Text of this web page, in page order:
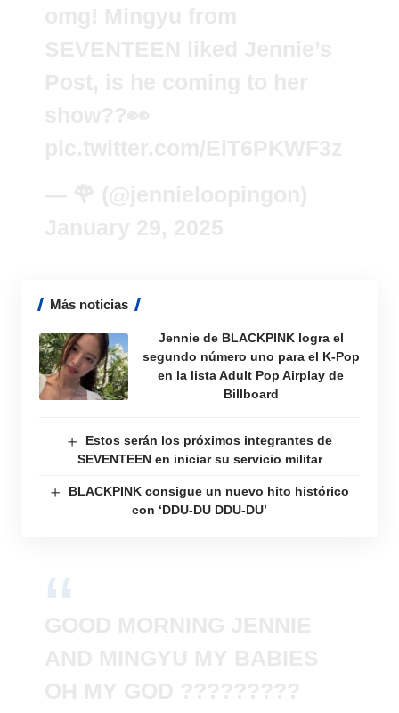
Más noticias
Jennie de BLACKPINK logra el
segundo número uno para el K-Pop
en la lista Adult Pop Airplay de
Billboard
Estos serán los próximos integrantes de
SEVENTEEN en iniciar su servicio militar
BLACKPINK consigue un nuevo hito histórico
con ‘DDU-DU DDU-DU’